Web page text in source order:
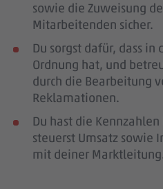
sowie die Zuweisung
Mitarbeitenden sicher.
Du sorgst dafür, dass
Ordnung hat, und
durch die Bearbeitung
Reklamationen.
Du hast die
steuerst Umsatz sowie
mit deiner